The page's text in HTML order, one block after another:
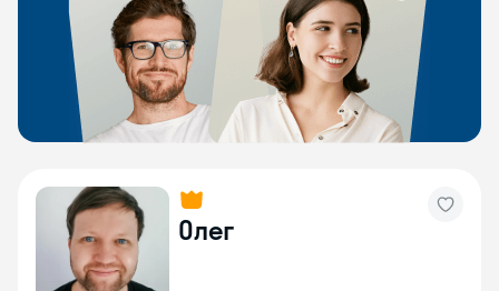
Олег